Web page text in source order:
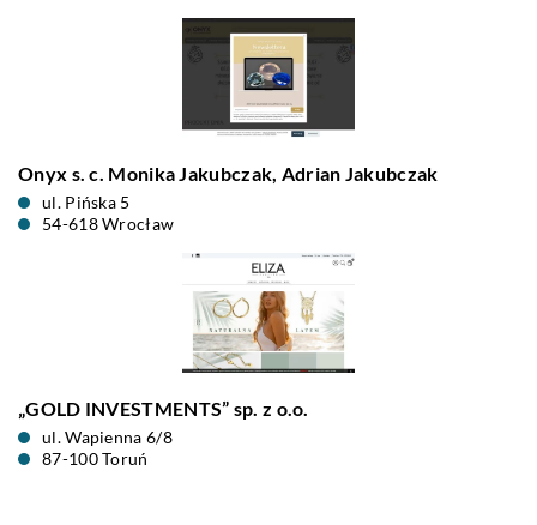
Onyx s. c. Monika Jakubczak, Adrian Jakubczak
ul. Pińska 5
54-618 Wrocław
„GOLD INVESTMENTS” sp. z o.o.
ul. Wapienna 6/8
87-100 Toruń